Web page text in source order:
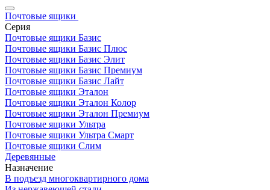
Почтовые ящики
Серия
Почтовые ящики Базис
Почтовые ящики Базис Плюс
Почтовые ящики Базис Элит
Почтовые ящики Базис Премиум
Почтовые ящики Базис Лайт
Почтовые ящики Эталон
Почтовые ящики Эталон Колор
Почтовые ящики Эталон Премиум
Почтовые ящики Ультра
Почтовые ящики Ультра Смарт
Почтовые ящики Слим
Деревянные
Назначение
В подъезд многоквартирного дома